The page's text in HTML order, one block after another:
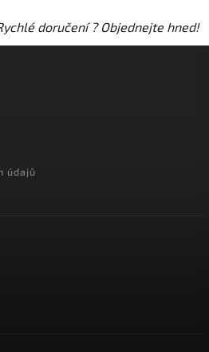
doručení ? Objednejte hned!
údajů